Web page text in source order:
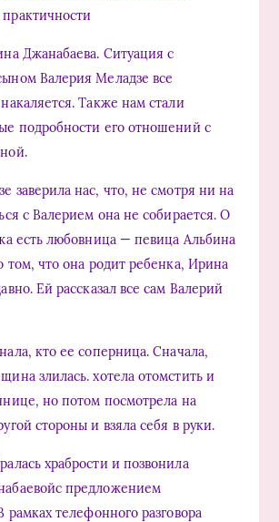
Джанабаева. Ситуация с
Валерия Меладзе все
Также нам стали
подробности его отношений с
заверила нас, что, не смотря ни на
с Валерием она не собирается. О
есть любовница — певица Альбина
том, что она родит ребенка, Ирина
Ей рассказал все сам Валерий
кто ее соперница. Сначала,
злилась. хотела отомстить и
но потом посмотрела на
стороны и взяла себя в руки.
храбрости и позвонила
предложением
рамках телефонного разговора